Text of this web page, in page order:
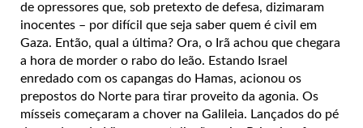
de opressores que, sob pretexto de defesa, dizimaram
inocentes – por difícil que seja saber quem é civil em
Gaza. Então, qual a última? Ora, o Irã achou que chegara
a hora de morder o rabo do leão. Estando Israel
enredado com os capangas do Hamas, acionou os
prepostos do Norte para tirar proveito da agonia. Os
mísseis começaram a chover na Galileia. Lançados do pé